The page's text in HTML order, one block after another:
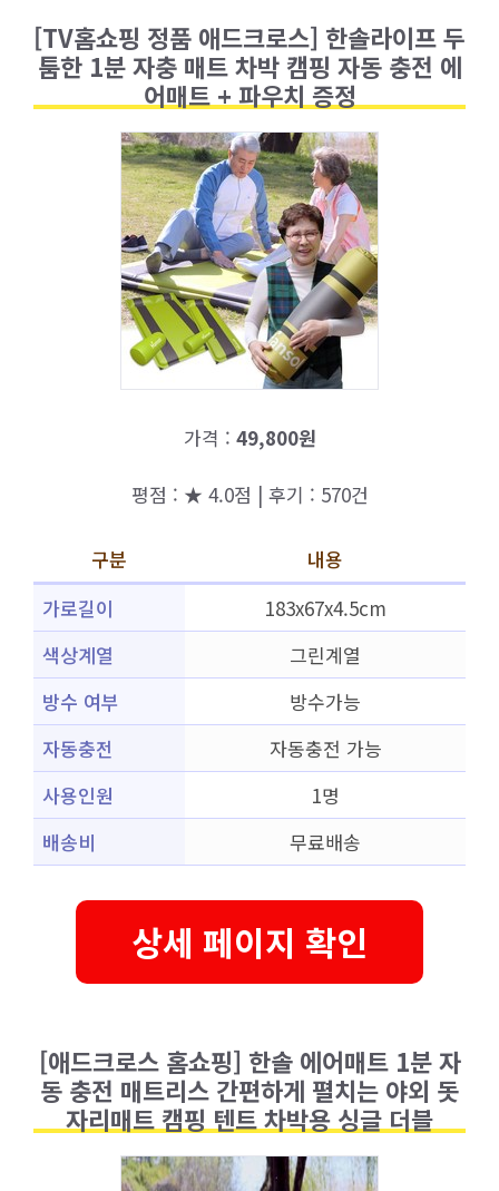
[TV홈쇼핑 정품 애드크로스] 한솔라이프 두
툼한 1분 자충 매트 차박 캠핑 자동 충전 에
어매트 + 파우치 증정
가격 : 49,800원
평점 : ★ 4.0점 | 후기 : 570건
구분
내용
가로길이
183x67x4.5cm
색상계열
그린계열
방수 여부
방수가능
자동충전
자동충전 가능
사용인원
1명
배송비
무료배송
상세 페이지 확인
[애드크로스 홈쇼핑] 한솔 에어매트 1분 자
동 충전 매트리스 간편하게 펼치는 야외 돗
자리매트 캠핑 텐트 차박용 싱글 더블